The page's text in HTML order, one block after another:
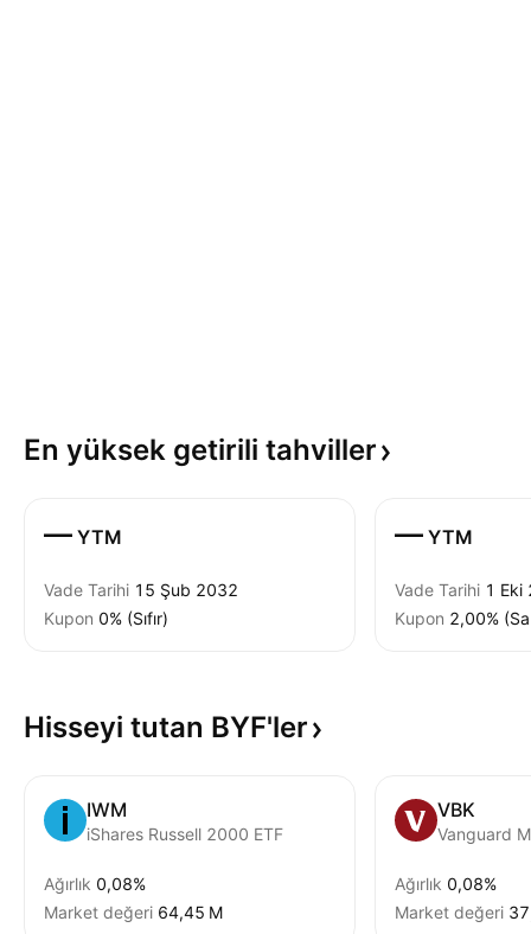
En yüksek getirili tahviller
— YTM
Vade Tarihi 15 Şub 2032
Kupon 0% (Sıfır)
— YTM
Vade Tarihi 1 Eki
Kupon 2,00%
Hisseyi tutan BYF'ler
IWM
iShares Russell 2000 ETF
Ağırlık 0,08%
Market değeri ‪64,45 M‬
VBK
Ağırlık 0,08%
Market değeri